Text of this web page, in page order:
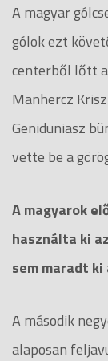
A magyar
gólok ezt
centerből lőtt
Manhercz
Geniduniasz
vette be a
A magyarok
használta ki
sem maradt
A második
alaposan